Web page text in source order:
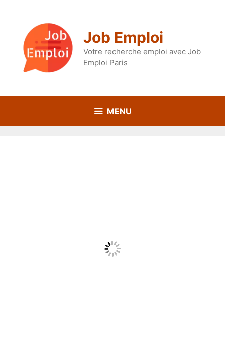
Job Emploi
Votre recherche emploi avec Job
Emploi Paris
MENU